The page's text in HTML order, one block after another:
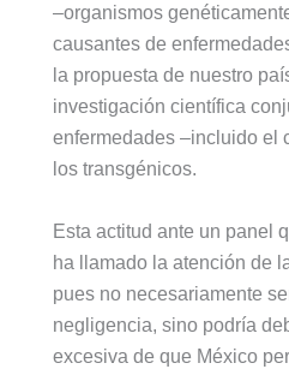
–organismos
causantes de
la propuesta de nuestro
investigación científica
enfermedades –incluido el
los transgénicos.
Esta actitud ante un panel
ha llamado la atención de
pues no necesariamente
negligencia, sino podría
excesiva de que México